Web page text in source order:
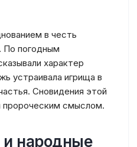
в честь
По погодным
характер
устраивала игрища в
Сновидения этой
пророческим смыслом.
народные